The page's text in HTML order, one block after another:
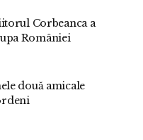
Corbeanca a
României
două amicale